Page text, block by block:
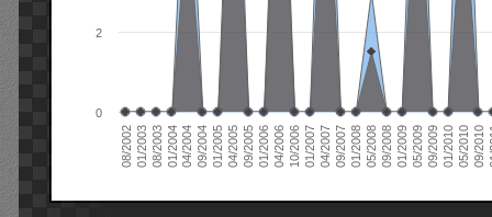
08/200201/200308/200301/200404/200409/200401/200504/200509/200501/200604/200610/200601/200704/200709/200701/200805/200809/200801/200905/200909/200901/201005/201009/2010
0
2